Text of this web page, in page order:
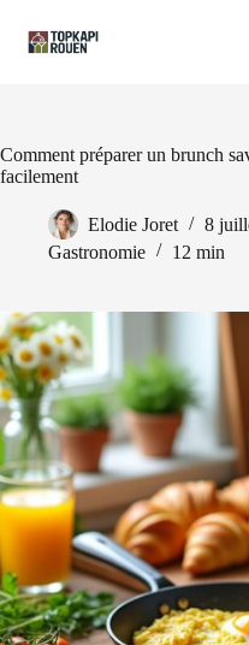
contenu
Comment préparer un brunch
facilement
Elodie Joret
8
Gastronomie
12 min